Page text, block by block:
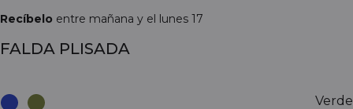
Recíbelo entre mañana y el lunes 17
FALDA PLISADA
Verde